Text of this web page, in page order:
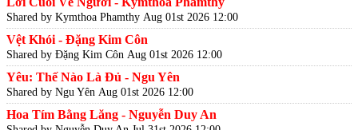
Shared by Kymthoa Phamthy Aug 01st 2026 12:00
Vệt Khói - Đặng Kim Côn
Shared by Đặng Kim Côn Aug 01st 2026 12:00
Yêu: Thế Nào Là Đủ - Ngu Yên
Shared by Ngu Yên Aug 01st 2026 12:00
Hoa Tím Bằng Lăng - Nguyễn Duy An